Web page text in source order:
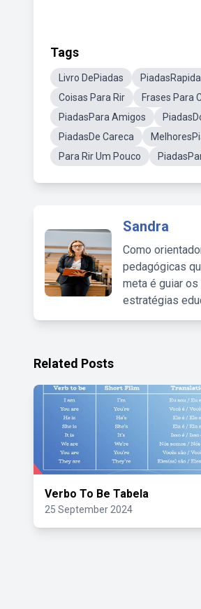
Tags
Livro DePiadas
Coisas Para Rir
Frases Para
PiadasPara Amigos
PiadasDe Careca
Para Rir Um Pouco
Sandra
Como
pedagógicas
meta é guiar
estratégias
Related Posts
Verbo To Be Tabela
25 September 2024